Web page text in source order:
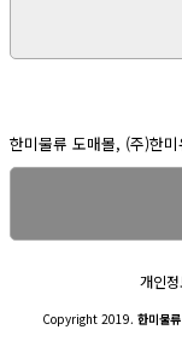
한미물류 도매몰, (주)한
개인
Copyright 2019. 한미물